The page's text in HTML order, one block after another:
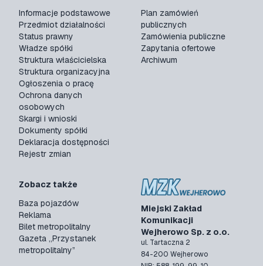
Miejski Zakład
Komunikacji
Wejherowo Sp. z o.o.
ul. Tartaczna 2
84-200 Wejherowo
Informacje podstawowe
Przedmiot działalności
Status prawny
Władze spółki
Struktura właścicielska
Struktura organizacyjna
Ogłoszenia o pracę
Ochrona danych
osobowych
Skargi i wnioski
Dokumenty spółki
Deklaracja dostępności
Rejestr zmian
Plan zamówień
publicznych
Zamówienia publiczne
Zapytania ofertowe
Archiwum
Zobacz także
Baza pojazdów
Reklama
Bilet metropolitalny
Gazeta „Przystanek
metropolitalny”